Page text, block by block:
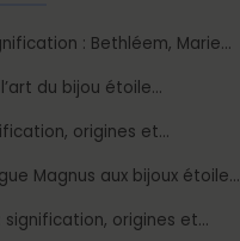
: Bethléem, Marie…
du bijou étoile…
origines et…
Magnus aux bijoux étoile…
signification, origines et…